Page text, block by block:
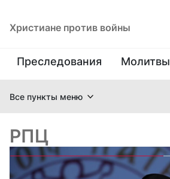
Христиане против войны
Преследования Молитвы
Все пункты меню
РПЦ